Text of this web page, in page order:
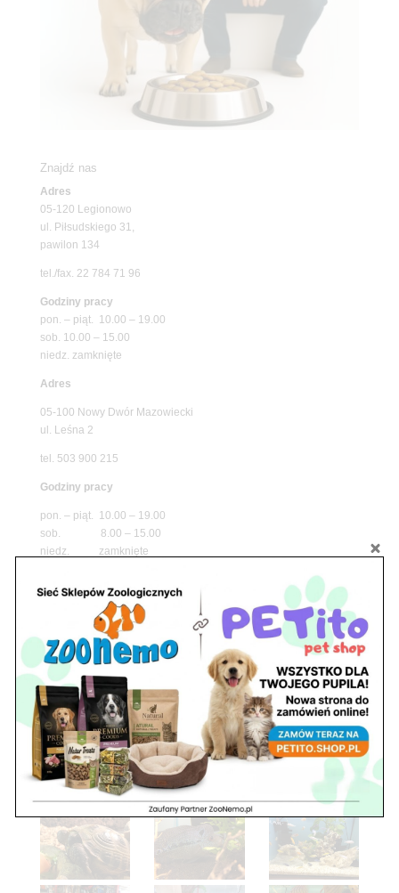
Znajdź nas
Adres
05-120 Legionowo
ul. Piłsudskiego 31,
pawilon 134
tel./fax. 22 784 71 96
Godziny pracy
pon. – piąt. 10.00 – 19.00
sob. 10.00 – 15.00
niedz. zamknięte
Adres
05-100 Nowy Dwór Mazowiecki
ul. Leśna 2
tel. 503 900 215
Godziny pracy
pon. – piąt. 10.00 – 19.00
sob. 8.00 – 15.00
niedz. zamknięte